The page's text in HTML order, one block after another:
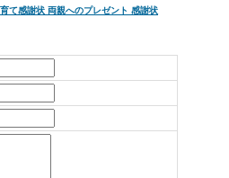
て感謝状 両親へのプレゼント 感謝状